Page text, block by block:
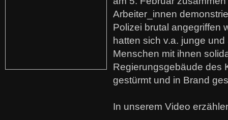
Arbeiter_innen
Polizei brutal angegriffen
hatten sich v.a. junge
Menschen mit ihnen
Regierungsgebäude des
gestürmt und in Brand
In unserem Video